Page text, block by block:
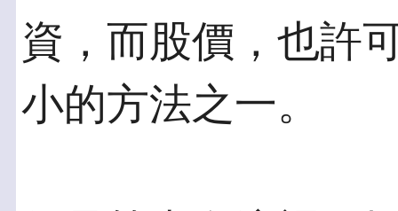
資，而股價，也許
小的方法之一。